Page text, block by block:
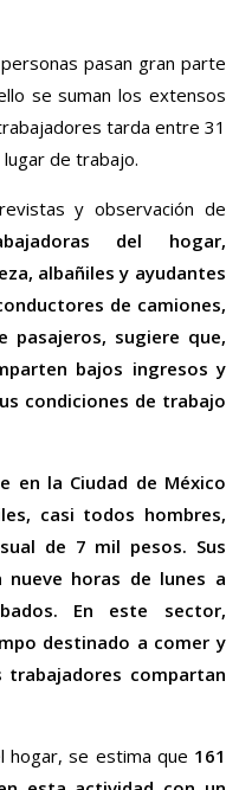
pasan gran parte
se suman los extensos
tarda entre 31
de trabajo.
y observación de
del hogar,
albañiles y ayudantes
de camiones,
pasajeros, sugiere que,
bajos ingresos y
condiciones de trabajo
en la Ciudad de México
casi todos hombres,
de 7 mil pesos. Sus
horas de lunes a
En este sector,
destinado a comer y
trabajadores compartan
hogar, se estima que 161